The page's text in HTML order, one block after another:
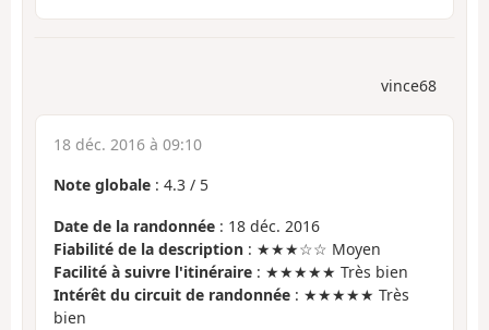
vince68
18 déc. 2016 à 09:10
Note globale : 4.3 / 5
Date de la randonnée : 18 déc. 2016
Fiabilité de la description : ★★★☆☆ Moyen
Facilité à suivre l'itinéraire : ★★★★★ Très bien
Intérêt du circuit de randonnée : ★★★★★ Très
bien